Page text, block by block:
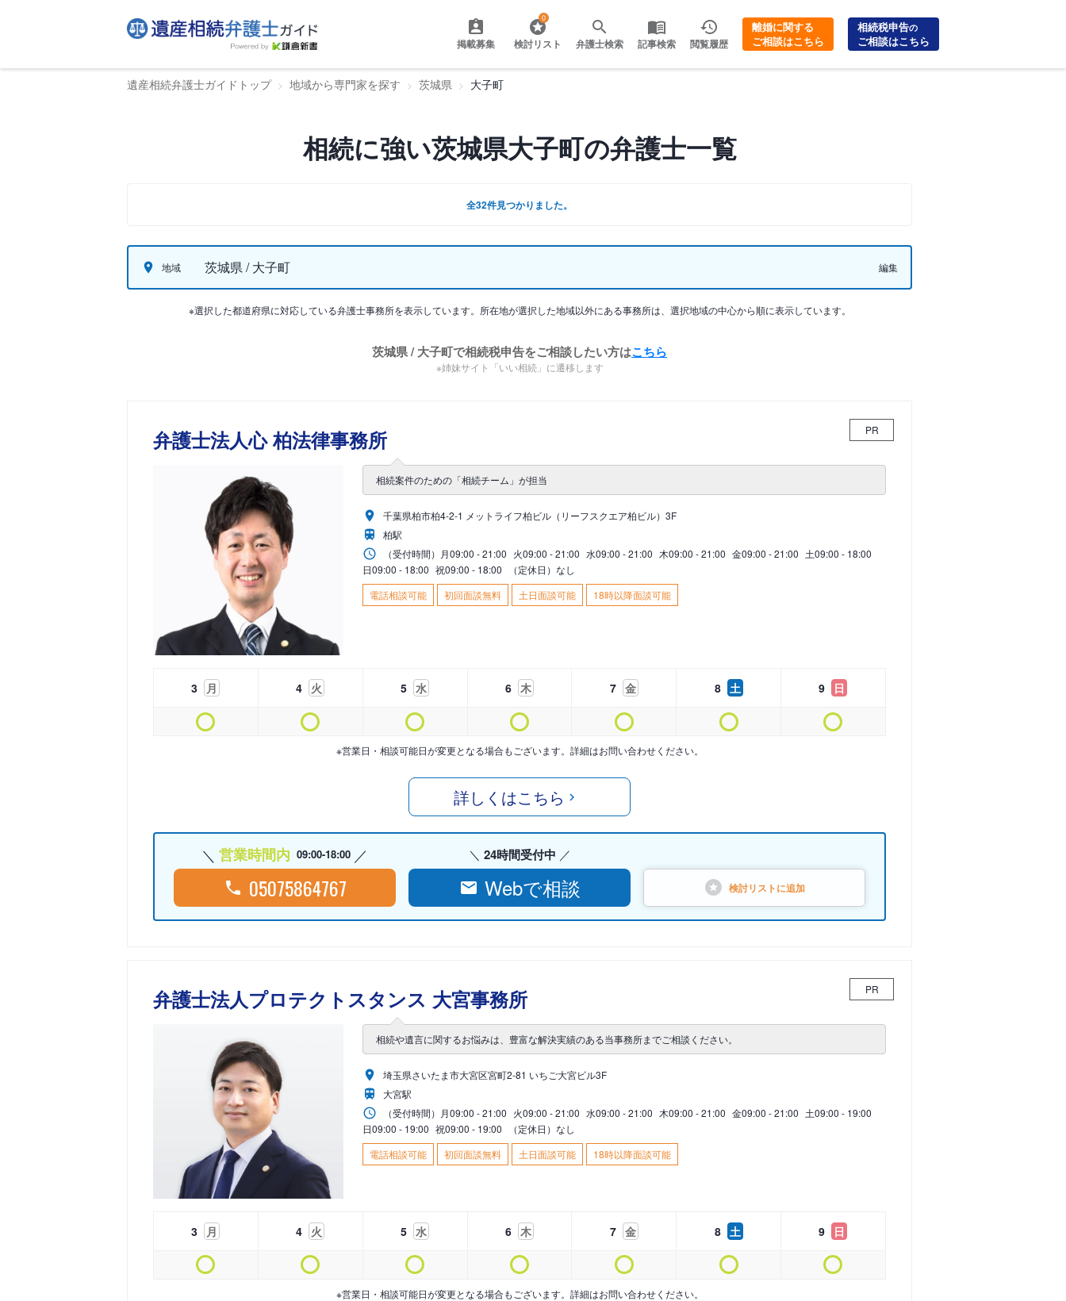
掲載募集
0
検討リスト 弁護士検索 記事検索 閲覧履歴
離婚に関する
ご相談はこちら
相続税申告の
ご相談はこちら
遺産相続弁護士ガイドトップ 地域から専門家を探す 茨城県 大子町
相続に強い茨城県大子町の弁護士一覧
全32件見つかりました。
地域 茨城県 / 大子町 編集
※選択した都道府県に対応している弁護士事務所を表示しています。所在地が選択した地域以外にある事務所は、選択地域の中心から順に表示しています。
茨城県 / 大子町で相続税申告をご相談したい方はこちら
※姉妹サイト「いい相続」に遷移します
弁護士法人心 柏法律事務所 PR
相続案件のための「相続チーム」が担当
千葉県柏市柏4-2-1 メットライフ柏ビル（リーフスクエア柏ビル）3F
柏駅
（受付時間） 月09:00 - 21:00 火09:00 - 21:00 水09:00 - 21:00 木09:00 - 21:00 金09:00 - 21:00 土09:00 - 18:00
日09:00 - 18:00 祝09:00 - 18:00
（定休日）なし
電話相談可能
初回面談無料 土日面談可能 18時以降面談可能
3 月 4 火 5 水 6 木 7 金 8 土 9 日
※営業日・相談可能日が変更となる場合もございます。詳細はお問い合わせください。
詳しくはこちら
営業時間内 09:00-18:00
05075864767
24時間受付中
Webで相談 検討リストに追加
弁護士法人プロテクトスタンス 大宮事務所 PR
相続や遺言に関するお悩みは、豊富な解決実績のある当事務所までご相談ください。
埼玉県さいたま市大宮区宮町2-81 いちご大宮ビル3F
大宮駅
（受付時間） 月09:00 - 21:00 火09:00 - 21:00 水09:00 - 21:00 木09:00 - 21:00 金09:00 - 21:00 土09:00 - 19:00
日09:00 - 19:00 祝09:00 - 19:00
（定休日）なし
電話相談可能
初回面談無料 土日面談可能 18時以降面談可能
3 月 4 火 5 水 6 木 7 金 8 土 9 日
※営業日・相談可能日が変更となる場合もございます。詳細はお問い合わせください。